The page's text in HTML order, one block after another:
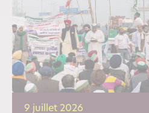
9 juillet 2026